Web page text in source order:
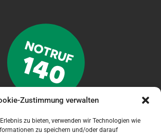
Zustimmung verwalten
zu bieten, verwenden wir Technologien wie
zu speichern und/oder darauf